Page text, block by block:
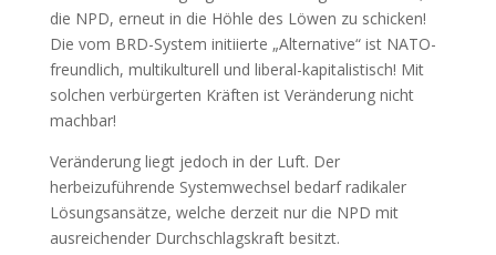
die NPD, erneut in die Höhle des Löwen zu schicken!
Die vom BRD-System initiierte „Alternative“ ist NATO-
freundlich, multikulturell und liberal-kapitalistisch! Mit
solchen verbürgerten Kräften ist Veränderung nicht
machbar!
Veränderung liegt jedoch in der Luft. Der
herbeizuführende Systemwechsel bedarf radikaler
Lösungsansätze, welche derzeit nur die NPD mit
ausreichender Durchschlagskraft besitzt.